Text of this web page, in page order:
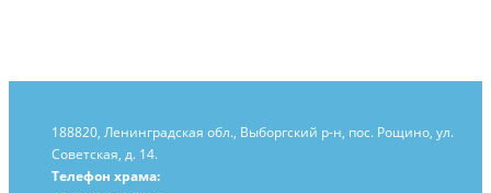
188820, Ленинградская обл., Выборгский р-н, пос. Рощино, ул.
Советская, д. 14.
Телефон храма: